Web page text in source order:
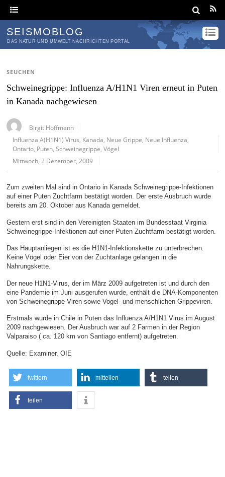
SEISMOBLOG
DAS NATUR UND UMWELT NACHRICHTEN PORTAL
SEUCHEN
Schweinegrippe: Influenza A/H1N1 Viren erneut in Puten
in Kanada nachgewiesen
Birgit Hoffmann
Influenza A(H1N1) Virus Kanada Neue Grippe Neue Influenza
Ontario Puten ,Schweinegrippe ,Vögel
Mittwoch, 2 Dezember, 2009
Zum zweiten Mal sind in Ontario in Kanada Schweinegrippe-Infektionen
auf einer Puten Zuchtfarm bestätigt worden. Der erste Ausbruch wurde
bereits am 20. Oktober aus Kanada gemeldet.
Gestern erst sind in den Vereinigten Staaten im Bundesstaat Virginia
Schweinegrippe-Infektionen auf einer Puten Zuchtfarm bestätigt worden.
Das Hauptanliegen ist es die H1N1-Infektionskette zu unterbrechen.
Keine Vögel oder Eier von der Zuchtanlage gelangen in die
Nahrungskette.
Der neue H1N1-Virus, der im März 2009 aufgetreten ist und durch den
eine Pandemie im Juni ausgerufen wurde, enthält die DNA-Komponenten
von Schweinegrippe-Viren sowie Vogel- und menschlichen Grippeviren.
Erstmals wurde in Chile in Puten das Influenza A/H1N1 Virus im August
2009 nachgewiesen. Der Ausbruch war auf 2 Farmen in der Region
Valparaiso ( ca. 120 km von Santiago entfernt) aufgetreten.
Quelle: Examiner, OIE
twittern mitteilen teilen
teilen